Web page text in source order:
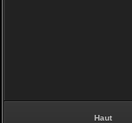
Haut